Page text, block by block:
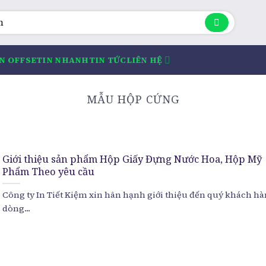
OFFSETIN NHANHTIN TỨCLIÊN HỆ
MẪU HỘP CỨNG
Giới thiệu sản phẩm Hộp Giấy Đựng Nước Hoa, Hộp Mỹ
Phẩm Theo yêu cầu
Công ty In Tiết Kiệm xin hân hạnh giới thiệu đến quý khách
dòng...